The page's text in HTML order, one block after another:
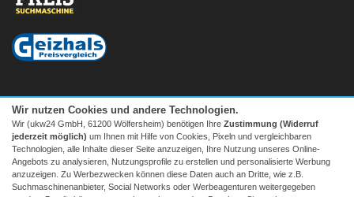
Facebook| twitter
Wir nutzen Cookies und andere Technologien.
Wir (ukw24 GmbH, 61200 Wölfersheim) benötigen Ihre Zustimmung (Widerruf
jederzeit möglich) um Ihnen mit Hilfe von Cookies, Pixeln und vergleichbaren
Technologien, alle Inhalte dieser Seite anzuzeigen, Ihre Nutzung unseres Online-
Angebots zu analysieren, Nutzungsprofile zu erstellen und personalisierte Werbung
anzuzeigen. Zu Werbezwecken können diese Daten auch an Dritte, wie z.B.
Suchmaschinenanbieter, Social Networks oder Werbeagenturen weitergegeben